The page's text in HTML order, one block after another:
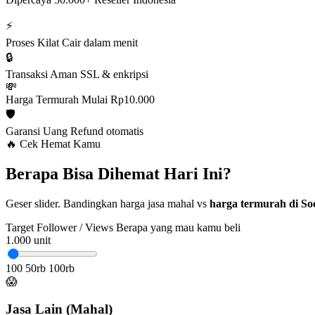
⚡
Proses Kilat Cair dalam menit
🔒
Transaksi Aman SSL & enkripsi
💸
Harga Termurah Mulai Rp10.000
🛡️
Garansi Uang Refund otomatis
🔥 Cek Hemat Kamu
Berapa Bisa Dihemat Hari Ini?
Geser slider. Bandingkan harga jasa mahal vs harga termurah di
Target Follower / Views Berapa yang mau kamu beli
1.000 unit
100 50rb 100rb
😱
Jasa Lain (Mahal)